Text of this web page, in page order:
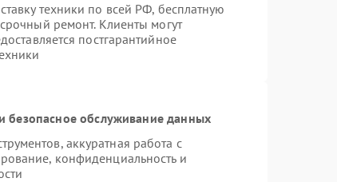
техники по всей РФ, бесплатную
ремонт. Клиенты могут
постгарантийное
обслуживание данных
аккуратная работа с
конфиденциальность и